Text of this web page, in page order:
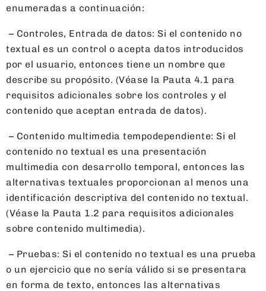
enumeradas a continuación:
– Controles, Entrada de datos: Si el contenido no
textual es un control o acepta datos introducidos
por el usuario, entonces tiene un nombre que
describe su propósito. (Véase la Pauta 4.1 para
requisitos adicionales sobre los controles y el
contenido que aceptan entrada de datos).
– Contenido multimedia tempodependiente: Si el
contenido no textual es una presentación
multimedia con desarrollo temporal, entonces las
alternativas textuales proporcionan al menos una
identificación descriptiva del contenido no textual.
(Véase la Pauta 1.2 para requisitos adicionales
sobre contenido multimedia).
– Pruebas: Si el contenido no textual es una prueba
o un ejercicio que no sería válido si se presentara
en forma de texto, entonces las alternativas